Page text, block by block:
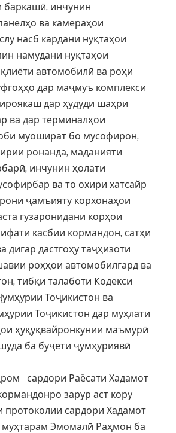
баркашӣ, инчунин
ва камераҳои
насб кардани нуқтаҳои
намудани нуқтаҳои
автомобилӣ ва роҳи
дар маҷмуъ комплекси
дар ҳудуди шаҳри
ва дар терминалҳои
муошират бо мусофирон,
ронанда, маданияти
инчунин ҳолати
ва то охири хатсайр
ҷамъияту корхонаҳои
гузаронидани корҳои
касбии кормандон, сатҳи
дастгоҳу таҷҳизоти
роҳҳои автомобилгард ва
тибқи талаботи Кодекси
Тоҷикистон ва
Тоҷикистон дар муҳлати
ҳуқуқвайронкунии маъмурӣ
ба буҷети ҷумҳуриявӣ
сардори Раёсати Хадамот
зарур аст кору
сардори Хадамот
муҳтарам Эмомалӣ Раҳмон ба